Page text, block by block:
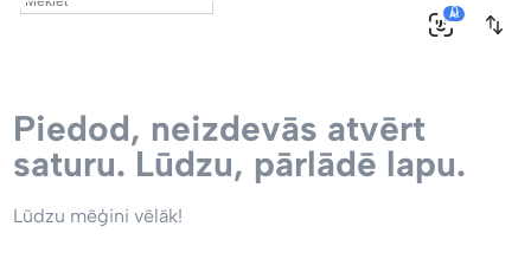
0
AI
Piedod, neizdevās atvērt
saturu. Lūdzu, pārlādē lapu.
Lūdzu mēģini vēlāk!